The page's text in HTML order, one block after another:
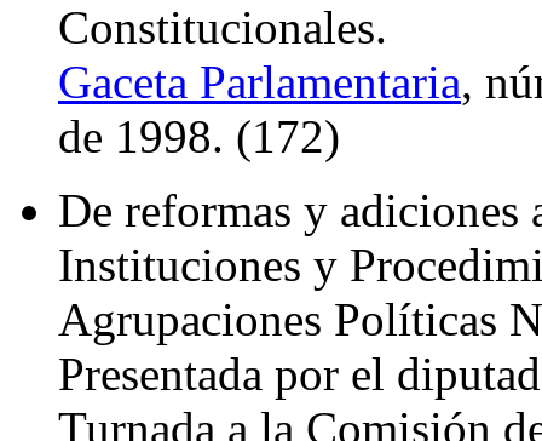
Constitucionales.
Gaceta Parlamentaria,
de 1998. (172)
De reformas y adiciones
Instituciones y
Agrupaciones Políticas
Presentada por el
Turnada a la Comisión